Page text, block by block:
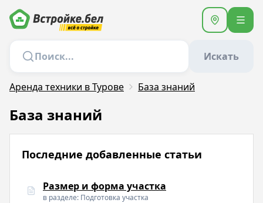
Искать
Аренда техники в Турове База знаний
База знаний
Последние добавленные статьи
Размер и форма участка
в разделе: Подготовка участка